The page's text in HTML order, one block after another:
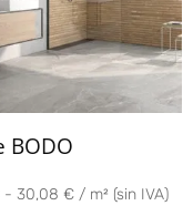
BODO
- 30,08 € / m² (sin IVA)